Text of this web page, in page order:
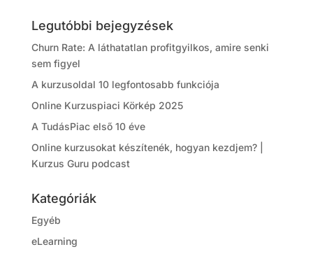
Legutóbbi bejegyzések
Churn Rate: A láthatatlan profitgyilkos, amire senki
sem figyel
A kurzusoldal 10 legfontosabb funkciója
Online Kurzuspiaci Körkép 2025
A TudásPiac első 10 éve
Online kurzusokat készítenék, hogyan kezdjem? |
Kurzus Guru podcast
Kategóriák
Egyéb
eLearning